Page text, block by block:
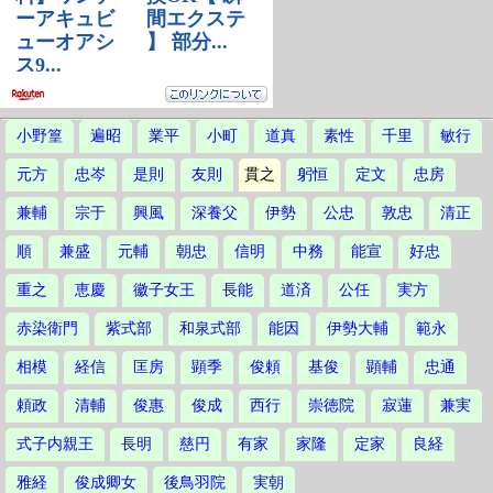
小野篁 遍昭 業平 小町 道真 素性 千里 敏行
元方 忠岑 是則 友則 貫之 躬恒 定文 忠房
兼輔 宗于 興風 深養父 伊勢 公忠 敦忠 清正
順 兼盛 元輔 朝忠 信明 中務 能宣 好忠
重之 恵慶 徽子女王 長能 道済 公任 実方
赤染衛門 紫式部 和泉式部 能因 伊勢大輔 範永
相模 経信 匡房 顕季 俊頼 基俊 顕輔 忠通
頼政 清輔 俊惠 俊成 西行 崇徳院 寂蓮 兼実
式子内親王 長明 慈円 有家 家隆 定家 良経
雅経 俊成卿女 後鳥羽院 実朝